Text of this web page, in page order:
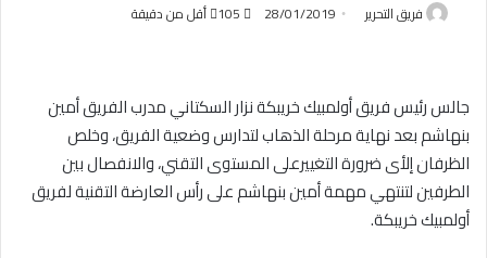
فريق التحرير 28/01/2019 أقل من دقيقة
جالس رئيس فريق أولمبيك خريبكة نزار السكتاني مدرب الفريق أمين
بنهاشم بعد نهاية مرحلة الذهاب لتدارس وضعية الفريق، وخلص
الظرفان إلأى ضرورة التغييرعلى المستوى التقني، والانفصال بين
الطرفين لتنتهي مهمة أمين بنهاشم على رأس العارضة التقنية لفريق
أولمبيك خريبكة.